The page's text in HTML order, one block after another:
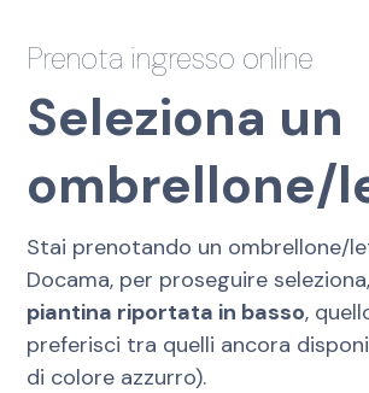
Prenota ingresso online
Seleziona un
ombrellone/
Stai prenotando un ombrellone/
Docama, per proseguire seleziona,
piantina riportata in basso,
preferisci tra quelli ancora
di colore azzurro).